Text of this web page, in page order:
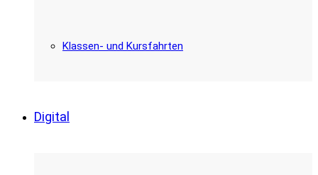
Klassen- und Kursfahrten
Digital